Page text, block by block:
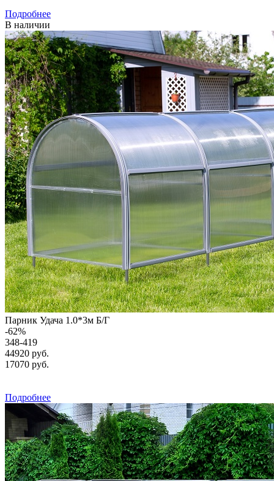
Подробнее
В наличии
Парник Удача 1.0*3м Б/Г
-62%
348-419
44920 руб.
17070 руб.
Подробнее